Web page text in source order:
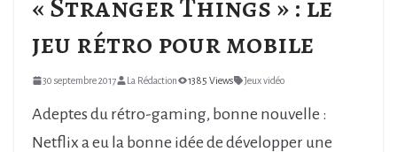
jeu rétro pour mobile
30 septembre 2017 La Rédaction 1385 Views Jeux vidéo
Adeptes du rétro-gaming, bonne nouvelle :
Netflix a eu la bonne idée de développer une